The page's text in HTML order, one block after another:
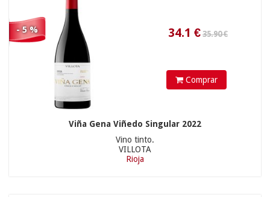
- 5 %
Comprar
Viña Gena Viñedo Singular 2022
Vino tinto.
VILLOTA
Rioja
20.81€